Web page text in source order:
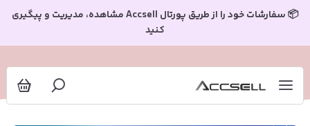
چگونه تلگرام پریمیوم را فعال کنیم؟
📦 سفارشات خود را از طریق پورتال Accsell مشاهده، مدیریت و پیگیری
کنید